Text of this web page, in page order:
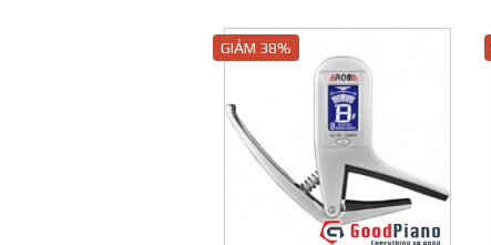
GIẢM 38%